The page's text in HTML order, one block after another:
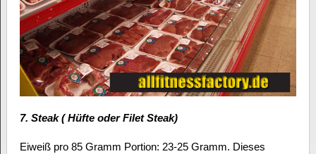
7. Steak ( Hüfte oder Filet Steak)
Eiweiß pro 85 Gramm Portion: 23-25 Gramm. Dieses